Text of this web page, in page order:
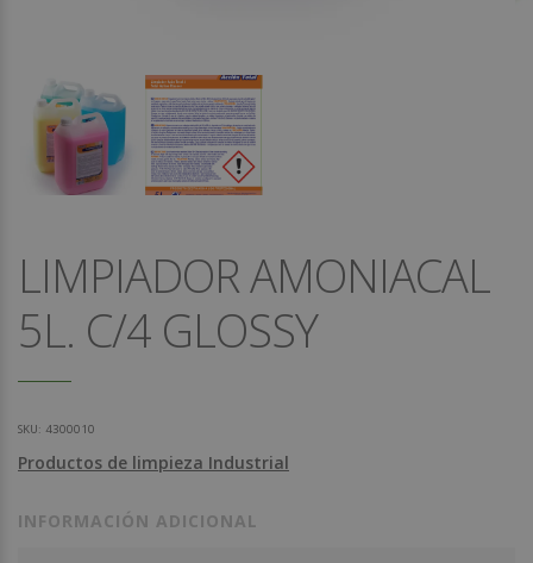
LIMPIADOR AMONIACAL
5L. C/4 GLOSSY
SKU: 4300010
Productos de limpieza Industrial
INFORMACIÓN ADICIONAL